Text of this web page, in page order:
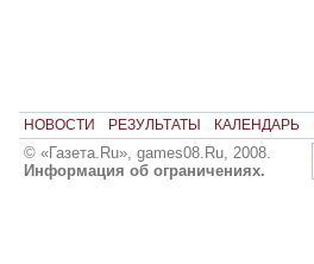
НОВОСТИ РЕЗУЛЬТАТЫ КАЛЕНДАРЬ
© «Газета.Ru», games08.Ru, 2008.
Информация об ограничениях.